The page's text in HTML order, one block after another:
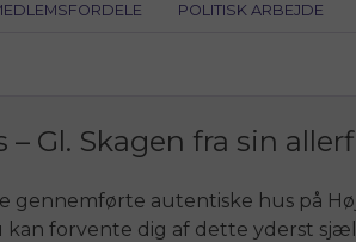
POLITISK ARBEJDE
– Gl. Skagen fra sin
gennemførte autentiske hus på
kan forvente dig af dette yderst